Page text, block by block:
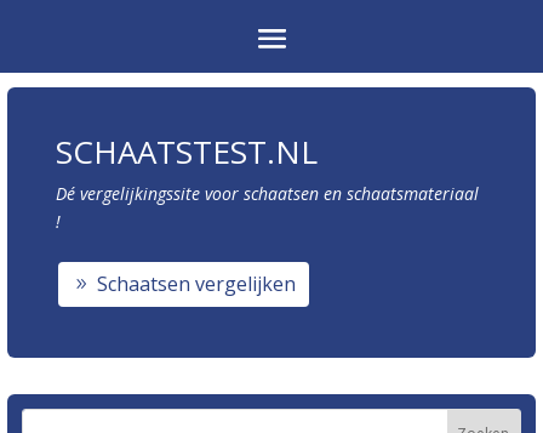
SCHAATSTEST.NL
Dé vergelijkingssite voor schaatsen en schaatsmateriaal
!
Schaatsen vergelijken